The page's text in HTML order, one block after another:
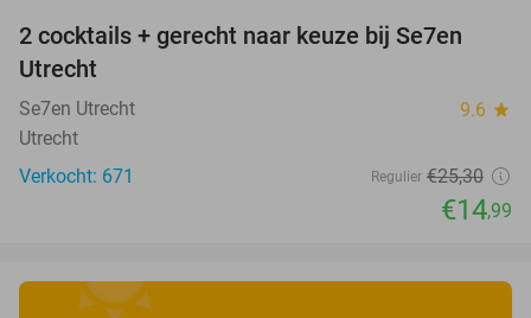
41%
2 cocktails + gerecht naar keuze bij Se7en
Utrecht
Se7en Utrecht 9.6 star
Utrecht
Verkocht: 671
Regulier €25,30
€14,99